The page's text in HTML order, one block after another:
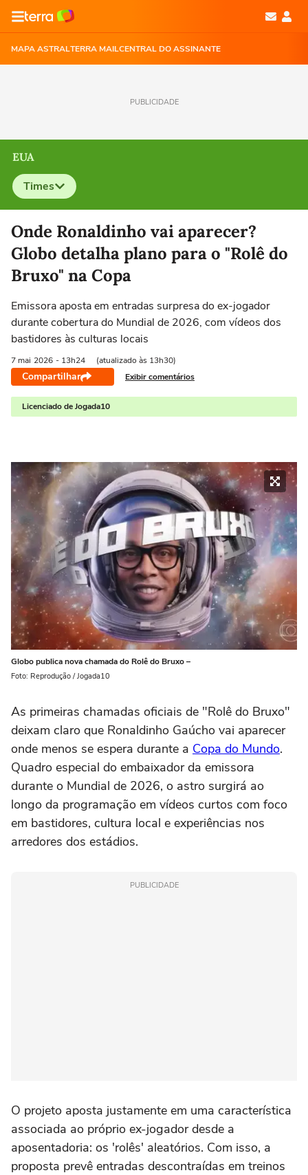
MAPA ASTRALTERRA MAILCENTRAL DO ASSINANTE
PUBLICIDADE
EUA
Times
Selecione o time para ver as notícias
Onde Ronaldinho vai aparecer?
Globo detalha plano para o "Rolê do
Bruxo" na Copa
Emissora aposta em entradas surpresa do ex-jogador
durante cobertura do Mundial de 2026, com vídeos dos
bastidores às culturas locais
7 mai 2026 - 13h24 (atualizado às 13h30)
Compartilhar Exibir comentários
Licenciado de Jogada10
Globo publica nova chamada do Rolê do Bruxo –
Foto: Reprodução / Jogada10
As primeiras chamadas oficiais de "Rolê do Bruxo"
deixam claro que Ronaldinho Gaúcho vai aparecer
onde menos se espera durante a Copa do Mundo.
Quadro especial do embaixador da emissora
durante o Mundial de 2026, o astro surgirá ao
longo da programação em vídeos curtos com foco
em bastidores, cultura local e experiências nos
arredores dos estádios.
PUBLICIDADE
O projeto aposta justamente em uma característica
associada ao próprio ex-jogador desde a
aposentadoria: os 'rolês' aleatórios. Com isso, a
proposta prevê entradas descontraídas em treinos